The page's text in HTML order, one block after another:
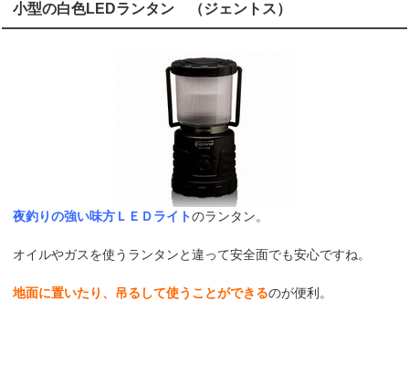
小型の白色LEDランタン （ジェントス）
夜釣りの強い味方ＬＥＤライトのランタン。
オイルやガスを使うランタンと違って安全面でも安心ですね。
地面に置いたり、吊るして使うことができるのが便利。